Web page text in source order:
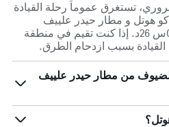
تستغرق عموماً رحلة القيادة
باكو هوتل و مطار حيدر علييف
الدولي (أقرب مطار) حوالي 0س 26د. إذا كنت تقيم في منطقة
بسبب ازدحام الطرق.
من مطار حيدر علييف